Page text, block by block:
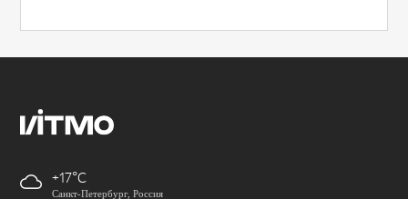
+17
Санкт-Петербург, Россия